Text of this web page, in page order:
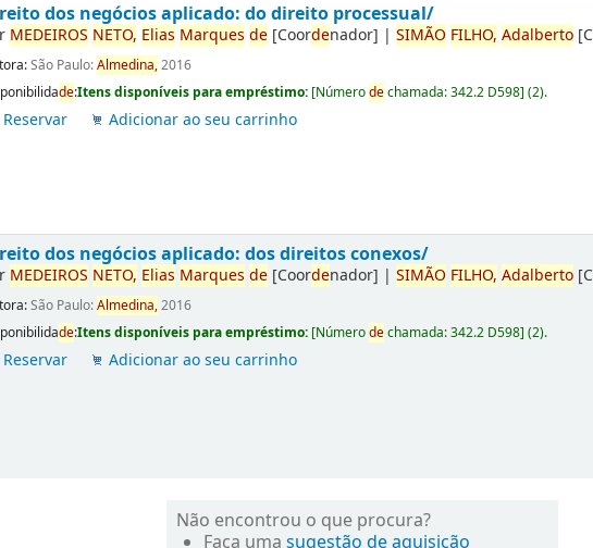
dos negócios aplicado: do direito processual/
MEDEIROS NETO, Elias Marques de [Coordenador] |SIMÃO FILHO, Adalberto
São Paulo:Almedina,2016
de:Itens disponíveis para empréstimo: [Númerodechamada:342.2 D598](2).
Reservar Adicionar ao seu carrinho
dos negócios aplicado: dos direitos conexos/
MEDEIROS NETO, Elias Marques de [Coordenador] |SIMÃO FILHO, Adalberto
São Paulo:Almedina,2016
de:Itens disponíveis para empréstimo: [Númerodechamada:342.2 D598](2).
Reservar Adicionar ao seu carrinho
Não encontrou o que procura?